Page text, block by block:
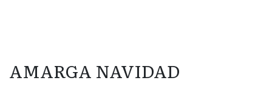
AMARGA NAVIDAD